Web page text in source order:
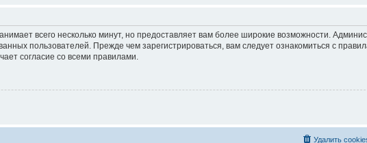
всего несколько минут, но предоставляет вам более широкие возможности.
пользователей. Прежде чем зарегистрироваться, вам следует ознакомиться с
согласие со всеми правилами.
Удалить